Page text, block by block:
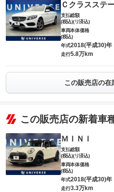
Ｃクラスステ
支払総額
(税込)(リ済込)
車両本体価格
(税込)
年式2018(平成30)年
走行5.8万km
この販売店の在
この販売店の新着車
ＭＩＮＩ
支払総額
(税込)(リ済込)
車両本体価格
(税込)
年式2018(平成30)年
走行3.3万km